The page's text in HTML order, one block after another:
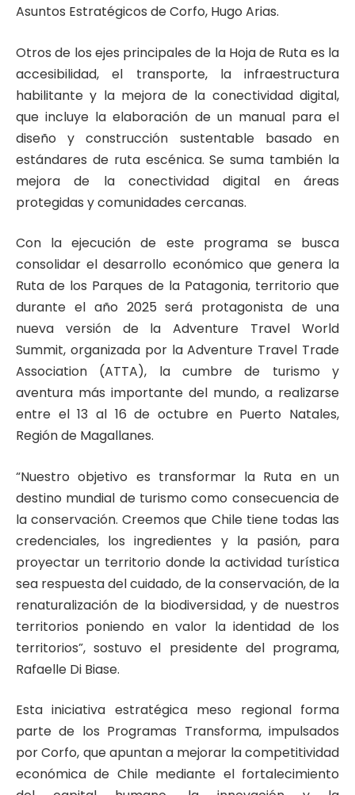
Asuntos Estratégicos de Corfo, Hugo Arias.
Otros de los ejes principales de la Hoja de Ruta es la
accesibilidad, el transporte, la infraestructura
habilitante y la mejora de la conectividad digital,
que incluye la elaboración de un manual para el
diseño y construcción sustentable basado en
estándares de ruta escénica. Se suma también la
mejora de la conectividad digital en áreas
protegidas y comunidades cercanas.
Con la ejecución de este programa se busca
consolidar el desarrollo económico que genera la
Ruta de los Parques de la Patagonia, territorio que
durante el año 2025 será protagonista de una
nueva versión de la Adventure Travel World
Summit, organizada por la Adventure Travel Trade
Association (ATTA), la cumbre de turismo y
aventura más importante del mundo, a realizarse
entre el 13 al 16 de octubre en Puerto Natales,
Región de Magallanes.
“Nuestro objetivo es transformar la Ruta en un
destino mundial de turismo como consecuencia de
la conservación. Creemos que Chile tiene todas las
credenciales, los ingredientes y la pasión, para
proyectar un territorio donde la actividad turística
sea respuesta del cuidado, de la conservación, de la
renaturalización de la biodiversidad, y de nuestros
territorios poniendo en valor la identidad de los
territorios”, sostuvo el presidente del programa,
Rafaelle Di Biase.
Esta iniciativa estratégica meso regional forma
parte de los Programas Transforma, impulsados
por Corfo, que apuntan a mejorar la competitividad
económica de Chile mediante el fortalecimiento